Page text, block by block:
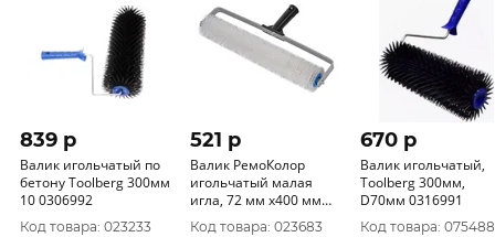
839 p
Валик игольчатый по
бетону Toolberg 300мм
10 0306992
Код товара: 023233
521 p
Валик РемоКолор
игольчатый малая
игла, 72 мм х400 мм
04-7-340
Код товара: 023683
670 p
Валик игольчатый,
Toolberg 300мм,
D70мм 0316991
Код товара: 075488